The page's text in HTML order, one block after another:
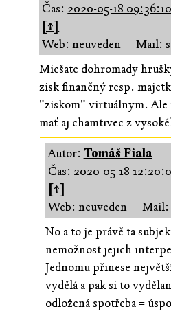
Čas: 2020-05-18 09:36:10
[↑]
Web: neuveden
Mail:
Miešate dohromady
zisk finančný resp.
"ziskom" virtuálnym.
mať aj chamtivec z
Autor: Tomáš Fiala
Čas: 2020-05-18
[↑]
Web: neuveden
Mail:
No a to je právě ta
nemožnost jejich
Jednomu přinese
vydělá a pak si to
odložená spotřeba =